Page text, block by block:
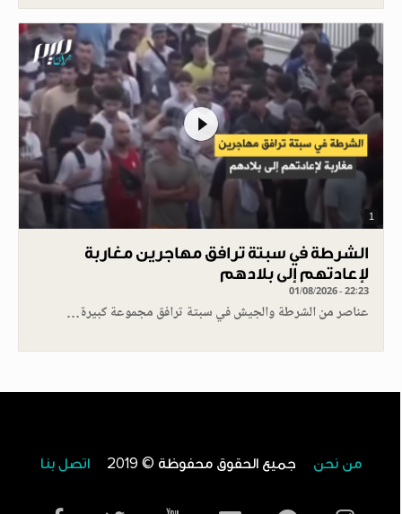
1
الشرطة في سبتة ترافق مهاجرين مغاربة
لإعادتهم إلى بلادهم
01/08/2026 - 22:23
عناصر من الشرطة والجيش في سبتة ترافق مجموعة كبيرة…
من نحن جميع الحقوق محفوظة © 2019 اتصل بنا